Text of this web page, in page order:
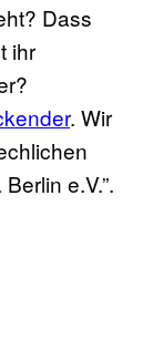
Dass
ihr
. Wir
e.V.”.